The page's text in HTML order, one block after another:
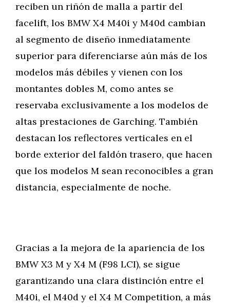
reciben un riñón de malla a partir del
facelift, los BMW X4 M40i y M40d cambian
al segmento de diseño inmediatamente
superior para diferenciarse aún más de los
modelos más débiles y vienen con los
montantes dobles M, como antes se
reservaba exclusivamente a los modelos de
altas prestaciones de Garching. También
destacan los reflectores verticales en el
borde exterior del faldón trasero, que hacen
que los modelos M sean reconocibles a gran
distancia, especialmente de noche.
Gracias a la mejora de la apariencia de los
BMW X3 M y X4 M (F98 LCI), se sigue
garantizando una clara distinción entre el
M40i, el M40d y el X4 M Competition, a más